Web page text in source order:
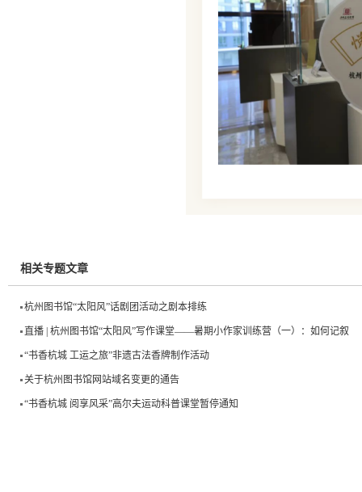
相关专题文章
杭州图书馆“太阳风”话剧团活动之剧本排练
直播 | 杭州图书馆“太阳风”写作课堂——暑期小作家训练营（一）：如何记叙
“书香杭城 工运之旅”非遗古法香牌制作活动
关于杭州图书馆网站域名变更的通告
“书香杭城 阅享风采”高尔夫运动科普课堂暂停通知